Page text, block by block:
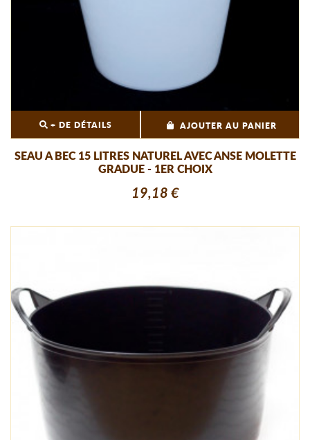
+ DE DÉTAILS AJOUTER AU PANIER
SEAU A BEC 15 LITRES NATUREL AVEC ANSE MOLETTE
GRADUE - 1ER CHOIX
19,18 €